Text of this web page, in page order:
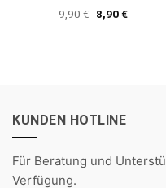
Bewertet
mit 5 von
9,90€ Ursprünglicher
Preis
8,90€Aktueller
KUNDEN HOTLINE
Für Beratung und
Verfügung.